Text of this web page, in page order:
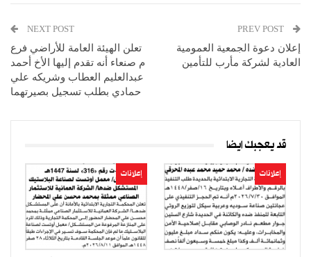
إعلان دعوة الجمعية العمومية
العادية لشركة مأرب للتأمين
NEXT POST
تعلن الهيئة العامة للأراضي فرع
م صنعاء أنه تقدم إليها الأخ أحمد
عبدالعليم العطاب وشريكه علي
حمادي بطلب تسجيل بصيرتهما
قد يعجبك ايضا
إعلانات إعلانات